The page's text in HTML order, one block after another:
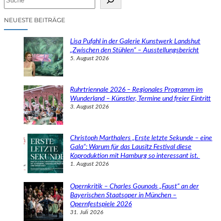
cNEUESTE BEITRÄGE
Lisa Pufahl in der Galerie Kunstwerk Landshut
„Zwischen den Stühlen“ – Ausstellungsbericht
5. August 2026
Ruhrtriennale 2026 – Regionales Programm im
Wunderland – Künstler, Termine und freier Eintritt
3. August 2026
Christoph Marthalers „Erste letzte Sekunde – eine
Gala“: Warum für das Lausitz Festival diese
Koproduktion mit Hamburg so interessant ist.
1. August 2026
Opernkritik – Charles Gounods „Faust“ an der
Bayerischen Staatsoper in München –
Opernfestspiele 2026
31. Juli 2026